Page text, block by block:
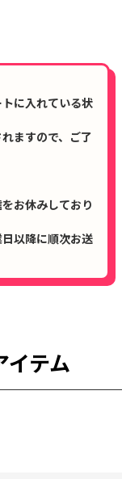
に入れている状
ますので、ご了
お休みしており
以降に順次お送
イテム